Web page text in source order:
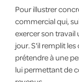
Pour illustrer
commercial qui,
exercer son
jour. S'il remplit
prétendre à une
lui permettant de